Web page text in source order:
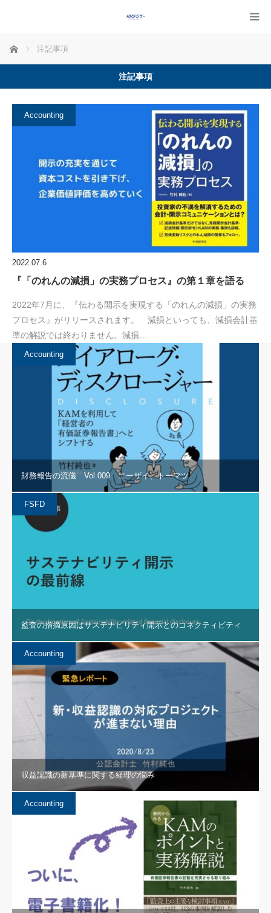
ホーム 注記事項
注記事項
Accounting
2022.07.6
『「のれんの減損」の実務プロセス』の第１章を語る
2022年7月に、『伝わる開示を実現する「のれんの減損」の実務
プロセス』がリリースされます。 減損といっても、減損会計基
準の解説では終わりません。減損…
Accounting
財務報告の流儀 Vol.009 エーザイ、トーマツ
FSFD
監査の指摘原因はサステナビリティ開示とのコネクティビティ
Accounting
収益認識の新基準に関する経理の悩み
Accounting